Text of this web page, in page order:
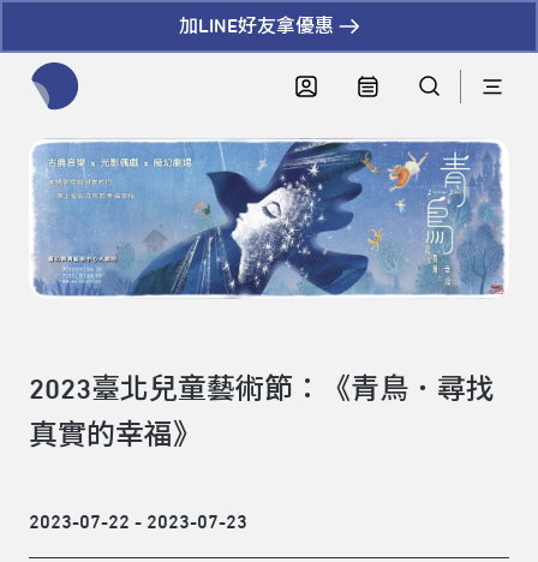
加LINE好友拿優惠
2023臺北兒童藝術節：《青鳥．尋找
真實的幸福》
2023-07-22 - 2023-07-23